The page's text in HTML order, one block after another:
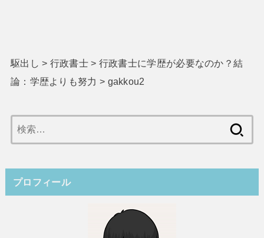
駆出し > 行政書士> 行政書士に学歴が必要なのか？結
論：学歴よりも努力 > gakkou2
索:
プロフィール